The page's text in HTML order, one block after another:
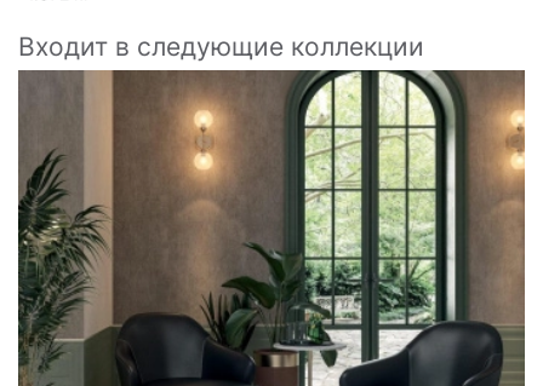
Входит в следующие коллекции